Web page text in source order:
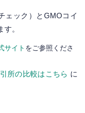
ェック）とGMOコイ
。
サイト をご参照くださ
所の比較はこちら に